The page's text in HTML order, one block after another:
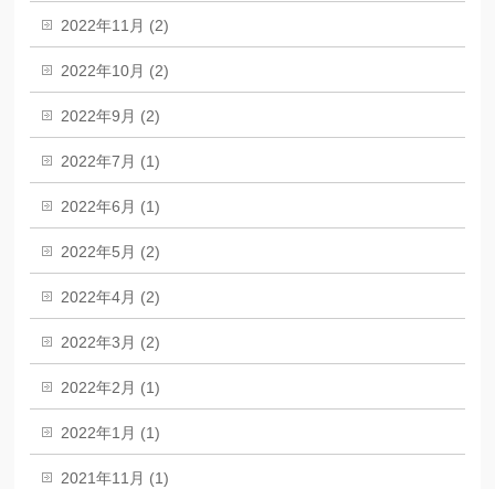
2022年11月 (2)
2022年10月 (2)
2022年9月 (2)
2022年7月 (1)
2022年6月 (1)
2022年5月 (2)
2022年4月 (2)
2022年3月 (2)
2022年2月 (1)
2022年1月 (1)
2021年11月 (1)